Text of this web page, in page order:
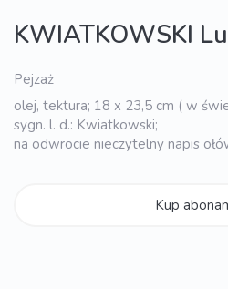
KWIATKOWSKI
Pejzaż
olej, tektura; 18 x 23,5 cm ( w
sygn. l. d.: Kwiatkowski;
na odwrocie nieczytelny napis
Kup